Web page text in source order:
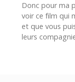
Donc pour ma
voir ce film qui
et que vous
leurs